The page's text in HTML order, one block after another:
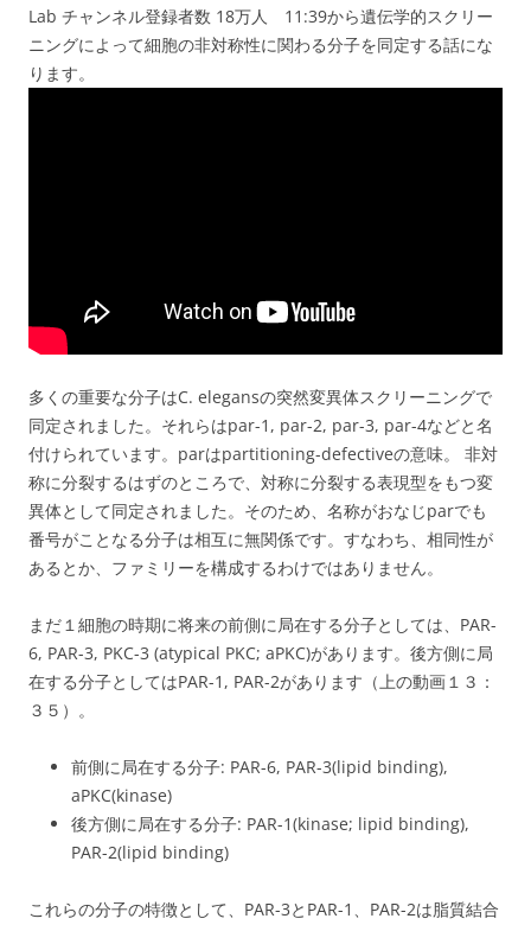
Lab チャンネル登録者数 18万人 11:39から遺伝学的スクリー
ニングによって細胞の非対称性に関わる分子を同定する話にな
ります。
多くの重要な分子はC. elegansの突然変異体スクリーニングで
同定されました。それらはpar-1, par-2, par-3, par-4などと名
付けられています。parはpartitioning-defectiveの意味。 非対
称に分裂するはずのところで、対称に分裂する表現型をもつ変
異体として同定されました。そのため、名称がおなじparでも
番号がことなる分子は相互に無関係です。すなわち、相同性が
あるとか、ファミリーを構成するわけではありません。
まだ１細胞の時期に将来の前側に局在する分子としては、PAR-
6, PAR-3, PKC-3 (atypical PKC; aPKC)があります。後方側に局
在する分子としてはPAR-1, PAR-2があります（上の動画１３：
３５）。
前側に局在する分子: PAR-6, PAR-3(lipid binding),
aPKC(kinase)
後方側に局在する分子: PAR-1(kinase; lipid binding),
PAR-2(lipid binding)
これらの分子の特徴として、PAR-3とPAR-1、PAR-2は脂質結合